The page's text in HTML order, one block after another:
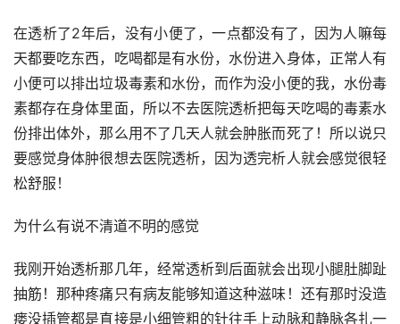
在透析了2年后，没有小便了，一点都没有了，因为人嘛每
天都要吃东西，吃喝都是有水份，水份进入身体，正常人有
小便可以排出垃圾毒素和水份，而作为没小便的我，水份毒
素都存在身体里面，所以不去医院透析把每天吃喝的毒素水
份排出体外，那么用不了几天人就会肿胀而死了！所以说只
要感觉身体肿很想去医院透析，因为透完析人就会感觉很轻
松舒服！
为什么有说不清道不明的感觉
我刚开始透析那几年，经常透析到后面就会出现小腿肚脚趾
抽筋！那种疼痛只有病友能够知道这种滋味！还有那时没造
瘘没插管都是直接是小细管粗的针往手上动脉和静脉各扎一